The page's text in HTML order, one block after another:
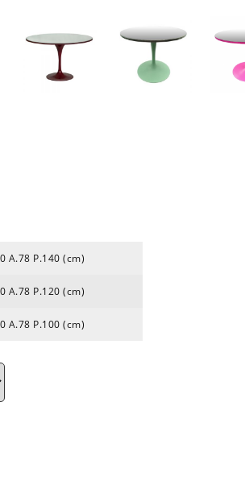
A.78 P.140 (cm)
A.78 P.120 (cm)
A.78 P.100 (cm)